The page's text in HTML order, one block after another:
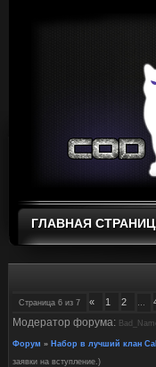
ГЛАВНАЯ
Страница 6 из 7 « 1 2 …
Модератор форума:
Форум » Набор в лучший клан
заявки на вступление.)